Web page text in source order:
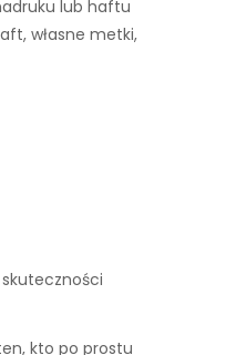
lub haftu
własne metki,
skuteczności
kto po prostu